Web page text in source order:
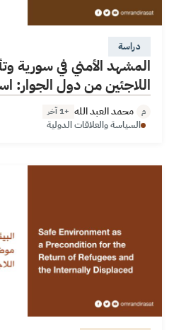
دراسة
المشهد الأمني في سورية
اللاجئين من دول الجوار:
م محمد العبد الله +1 آخر
السياسة والعلاقات الدولية